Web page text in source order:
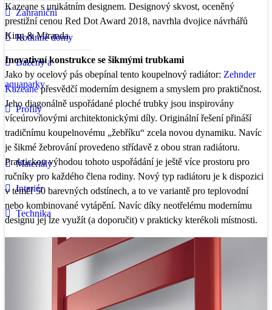
Zahraniční
Rodinné domy
Bazény a
aquaparky
Profily
Materiály
Interiér
Technika
Partneři webu
Kazeane s unikátním designem. Designový skvost, oceněný
prestižní cenou Red Dot Award 2018, navrhla dvojice návrhářů
King & Miranda.
Inovativní konstrukce se šikmými trubkami
Jako by ocelový pás obepínal tento koupelnový radiátor: Zehnder
Kazeanepřesvědčí moderním designem a smyslem pro praktičnost.
Jeho diagonálně uspořádané ploché trubky jsou inspirovány
víceúrovňovými architektonickými díly. Originální řešení přináší
tradičnímu koupelnovému „žebříku“ zcela novou dynamiku. Navíc
je šikmé žebrování provedeno střídavě z obou stran radiátoru.
Praktickou výhodou tohoto uspořádání je ještě více prostoru pro
ručníky pro každého člena rodiny. Nový typ radiátoru je k dispozici
v téměř 50 barevných odstínech, a to ve variantě pro teplovodní
nebo kombinované vytápění. Navíc díky neotřelému modernímu
designu jej lze využít (a doporučit) v prakticky kterékoli místnosti.